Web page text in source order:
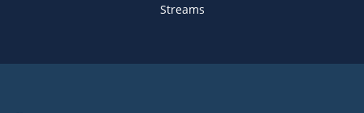
Streams